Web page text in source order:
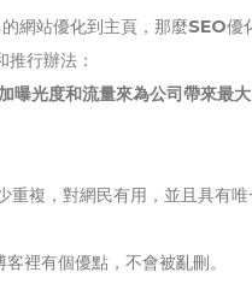
網站優化到主頁，那麼SEO優
行辦法：
曝光度和流量來為公司帶來最
重複，對網民有用，並且具有
裡有個優點，不會被亂刪。